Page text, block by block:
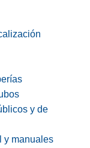
y de
y manuales